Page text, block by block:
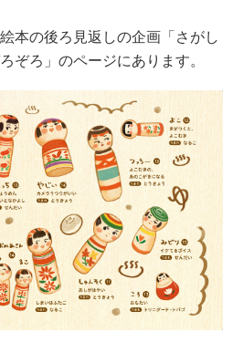
本の後ろ見返しの企画「さがし
ろ」のページにあります。